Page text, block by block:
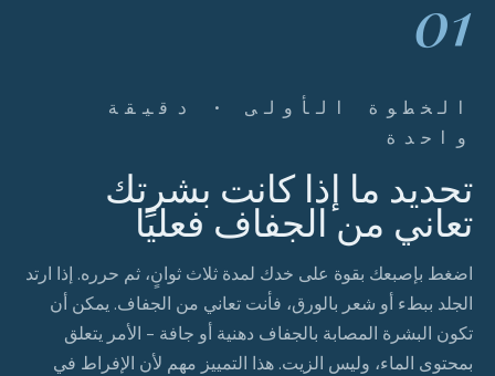
01
الخطوة الأولى · دقيقة
واحدة
تحديد ما إذا كانت بشرتك
تعاني من الجفاف فعليًا
اضغط بإصبعك بقوة على خدك لمدة ثلاث ثوانٍ، ثم حرره. إذا ارتد
الجلد ببطء أو شعر بالورق، فأنت تعاني من الجفاف. يمكن أن
تكون البشرة المصابة بالجفاف دهنية أو جافة - الأمر يتعلق
بمحتوى الماء، وليس الزيت. هذا التمييز مهم لأن الإفراط في